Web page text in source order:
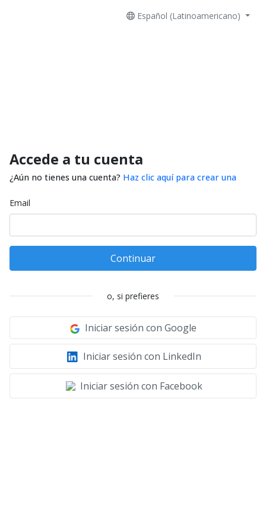
Español (Latinoamericano)
Accede a tu cuenta
¿Aún no tienes una cuenta? Haz clic aquí para crear una
Email
Continuar
o, si prefieres
Iniciar sesión con Google
Iniciar sesión con LinkedIn
Iniciar sesión con Facebook